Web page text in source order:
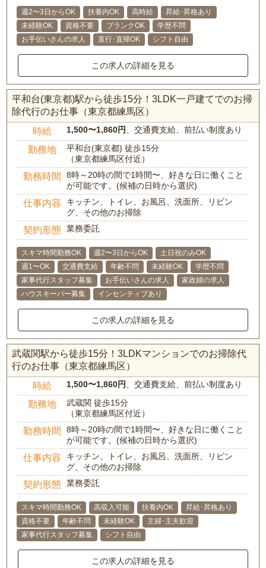
週2〜3日からOK 扶養内OK 高時給
昇給･昇格あり
未経験OK
資格不要 ブランクOK
学歴不問
お手伝いさんの求人
直行･直帰OK シフト自由
この求人の詳細を見る
平和台(東京都)駅から徒歩15分！3LDK一戸建てでのお掃
除代行のお仕事（東京都練馬区）
時給 1,500〜1,860円 、交通費支給、前払い制度あり
勤務地
平和台(東京都) 徒歩15分
（東京都練馬区付近）
勤務時間
8時～20時の間で1時間〜、好きな日に働くこと
が可能です。(候補の日時から選択)
仕事内容
キッチン、トイレ、お風呂、洗面所、リビン
グ、その他のお掃除
契約形態 業務委託
スキマ時間勤務OK 週2〜3日からOK
土日祝のみOK
週1〜OK
交通費支給 年齢不問 未経験OK
学歴不問
家事代行スタッフ募集
お手伝いさんの求人
家政婦の求人
ハウスキーパー募集
インセンティブあり
この求人の詳細を見る
武蔵関駅から徒歩15分！3LDKマンションでのお掃除代
行のお仕事（東京都練馬区）
時給 1,500〜1,860円 、交通費支給、前払い制度あり
勤務地
武蔵関 徒歩15分
（東京都練馬区付近）
勤務時間
8時～20時の間で1時間〜、好きな日に働くこと
が可能です。(候補の日時から選択)
仕事内容
キッチン、トイレ、お風呂、洗面所、リビン
グ、その他のお掃除
契約形態 業務委託
スキマ時間勤務OK 高収入可能 扶養内OK
昇給･昇格あり
資格不要
年齢不問 未経験OK
主婦･主夫歓迎
家事代行スタッフ募集
シフト自由
この求人の詳細を見る